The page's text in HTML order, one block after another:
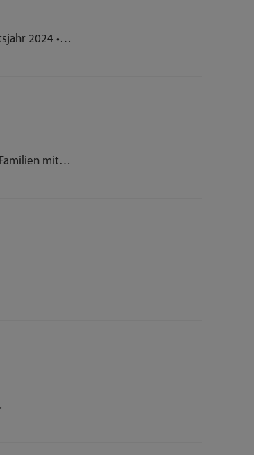
2024 •…
mit…